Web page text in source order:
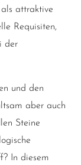
attraktive
Requisiten,
der
und den
aber auch
Steine
In diesem